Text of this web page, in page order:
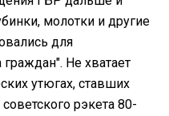
молотки и другие
для
Не хватает
утюгах, ставших
рэкета 80-